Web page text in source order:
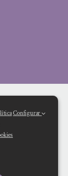
los
Configurar